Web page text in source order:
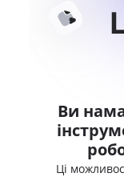
Ви
Ці